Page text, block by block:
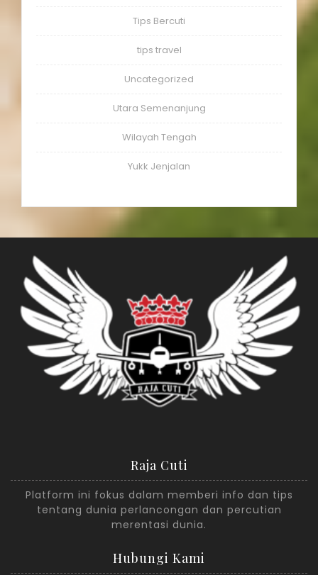
Tips Bercuti
tips travel
Uncategorized
Utara Semenanjung
Wilayah Tengah
Yukk Jenjalan
Raja Cuti
Platform ini fokus dalam memberi info dan tips
tentang dunia perlancongan dan percutian
merentasi dunia.
Hubungi Kami